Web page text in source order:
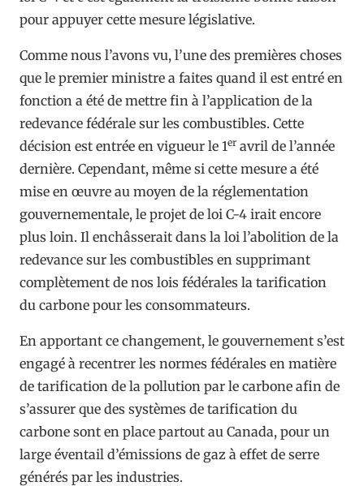
pour appuyer cette mesure législative.
Comme nous l’avons vu, l’une des premières choses
que le premier ministre a faites quand il est entré en
fonction a été de mettre fin à l’application de la
redevance fédérale sur les combustibles. Cette
décision est entrée en vigueur le 1er avril de l’année
dernière. Cependant, même si cette mesure a été
mise en œuvre au moyen de la réglementation
gouvernementale, le projet de loi C-4 irait encore
plus loin. Il enchâsserait dans la loi l’abolition de la
redevance sur les combustibles en supprimant
complètement de nos lois fédérales la tarification
du carbone pour les consommateurs.
En apportant ce changement, le gouvernement s’est
engagé à recentrer les normes fédérales en matière
de tarification de la pollution par le carbone afin de
s’assurer que des systèmes de tarification du
carbone sont en place partout au Canada, pour un
large éventail d’émissions de gaz à effet de serre
générés par les industries.